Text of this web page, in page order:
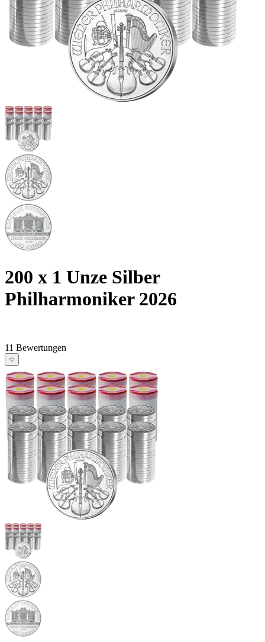
200 x 1 Unze Silber
Philharmoniker 2026
11 Bewertungen